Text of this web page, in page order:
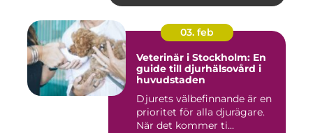
03. feb
Veterinär i Stockholm: En
guide till djurhälsovård i
huvudstaden
Djurets välbefinnande är en
prioritet för alla djurägare.
När det kommer ti...